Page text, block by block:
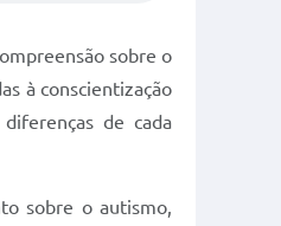
sobre o
à conscientização
de cada
sobre o autismo,